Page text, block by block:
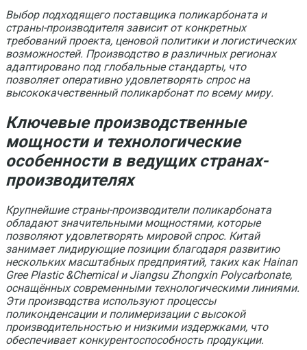
Выбор подходящего поставщика поликарбоната и
страны-производителя зависит от конкретных
требований проекта, ценовой политики и логистических
возможностей. Производство в различных регионах
адаптировано под глобальные стандарты, что
позволяет оперативно удовлетворять спрос на
высококачественный поликарбонат по всему миру.
Ключевые производственные
мощности и технологические
особенности в ведущих странах-
производителях
Крупнейшие страны-производители поликарбоната
обладают значительными мощностями, которые
позволяют удовлетворять мировой спрос. Китай
занимает лидирующие позиции благодаря развитию
нескольких масштабных предприятий, таких как Hainan
Gree Plastic &Chemical и Jiangsu Zhongxin Polycarbonate,
оснащённых современными технологическими линиями.
Эти производства используют процессы
поликонденсации и полимеризации с высокой
производительностью и низкими издержками, что
обеспечивает конкурентоспособность продукции.